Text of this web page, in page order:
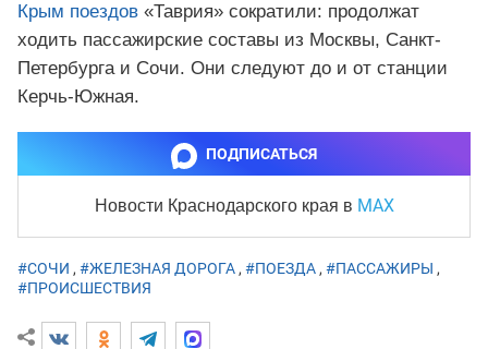
Крым поездов «Таврия» сократили: продолжат
ходить пассажирские составы из Москвы, Санкт-
Петербурга и Сочи. Они следуют до и от станции
Керчь-Южная.
ПОДПИСАТЬСЯ
Новости Краснодарского края в MAX
#СОЧИ , #ЖЕЛЕЗНАЯ ДОРОГА, #ПОЕЗДА, #ПАССАЖИРЫ ,
#ПРОИСШЕСТВИЯ